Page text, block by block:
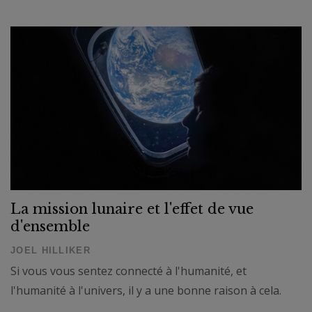
La mission lunaire et l'effet de vue
d'ensemble
JOEL HILLIKER
Si vous vous sentez connecté à l'humanité, et
l'humanité à l'univers, il y a une bonne raison à cela.